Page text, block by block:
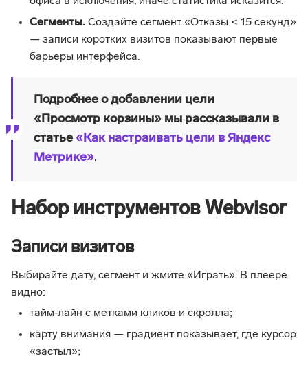
Сегменты. Создайте сегмент «Отказы < 15 секунд»
— записи коротких визитов показывают первые
барьеры интерфейса.
Подробнее о добавлении цели
«Просмотр корзины» мы рассказывали в
статье «Как настраивать цели в Яндекс
Метрике».
Набор инструментов Webvisor
Записи визитов
Выбирайте дату, сегмент и жмите «Играть». В плеере
видно:
тайм‑лайн с метками кликов и скролла;
карту внимания — градиент показывает, где курсор
«застыл»;